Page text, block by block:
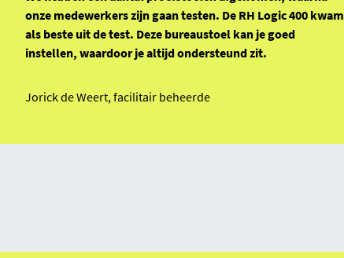
onze medewerkers zijn gaan testen. De RH Logic 400 kwam
als beste uit de test. Deze bureaustoel kan je goed
instellen, waardoor je altijd ondersteund zit.
Jorick de Weert, facilitair beheerde